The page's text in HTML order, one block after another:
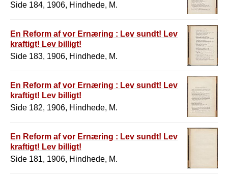
Side 184, 1906, Hindhede, M.
En Reform af vor Ernæring : Lev sundt! Lev
kraftigt! Lev billigt!
Side 183, 1906, Hindhede, M.
En Reform af vor Ernæring : Lev sundt! Lev
kraftigt! Lev billigt!
Side 182, 1906, Hindhede, M.
En Reform af vor Ernæring : Lev sundt! Lev
kraftigt! Lev billigt!
Side 181, 1906, Hindhede, M.